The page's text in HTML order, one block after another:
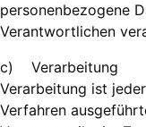
personenbezogene
Verantwortlichen
c) Verarbeitung
Verarbeitung ist
Verfahren